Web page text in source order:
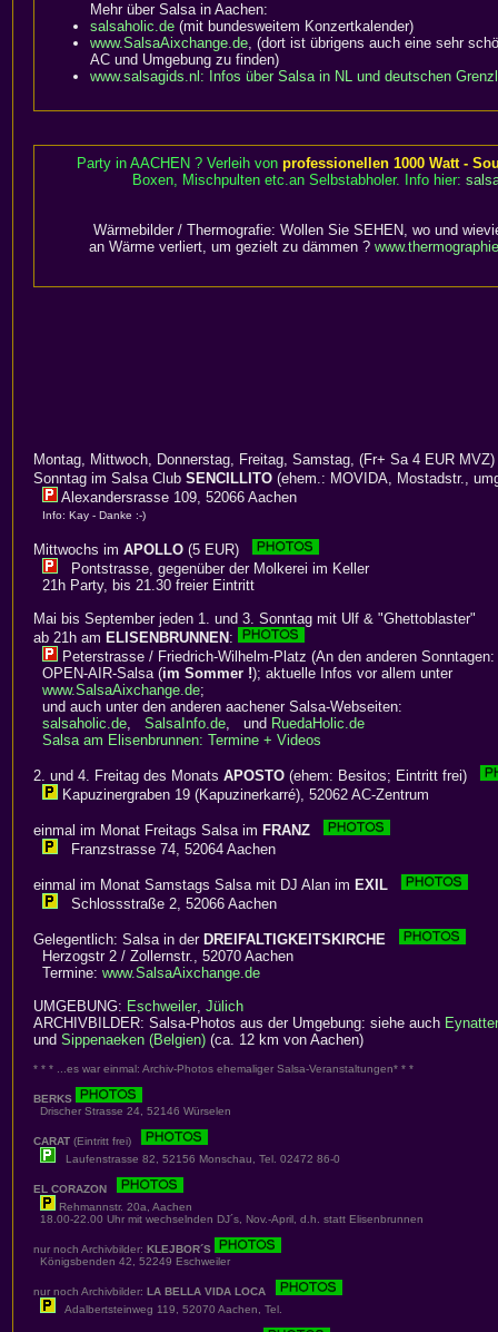
Mehr über Salsa in Aachen:
salsaholic.de (mit bundesweitem Konzertkalender)
www.SalsaAixchange.de, (dort ist übrigens auch eine sehr
AC und Umgebung zu finden)
www.salsagids.nl: Infos über Salsa in NL und deutschen
Party in AACHEN ? Verleih von professionellen 1000 Watt -
Boxen, Mischpulten etc.an Selbstabholer. Info hier:
Wärmebilder / Thermografie: Wollen Sie SEHEN, wo und
an Wärme verliert, um gezielt zu dämmen ?
Montag, Mittwoch, Donnerstag, Freitag, Samstag, (Fr+ Sa 4 EUR MVZ)
Sonntag im Salsa Club SENCILLITO (ehem.: MOVIDA, Mostadstr.,
Alexandersrasse 109, 52066 Aachen
Info: Kay - Danke :-)
Mittwochs im APOLLO (5 EUR)
Pontstrasse, gegenüber der Molkerei im Keller
21h Party, bis 21.30 freier Eintritt
Mai bis September jeden 1. und 3. Sonntag mit Ulf & "Ghettoblaster"
ab 21h am ELISENBRUNNEN :
Peterstrasse / Friedrich-Wilhelm-Platz (An den anderen Sonntagen:
OPEN-AIR-Salsa (im Sommer !); aktuelle Infos vor allem unter
www.SalsaAixchange.de;
und auch unter den anderen aachener Salsa-Webseiten:
salsaholic.de, SalsaInfo.de, und RuedaHolic.de
Salsa am Elisenbrunnen: Termine + Videos
2. und 4. Freitag des Monats APOSTO (ehem: Besitos; Eintritt frei)
Kapuzinergraben 19 (Kapuzinerkarré), 52062 AC-Zentrum
einmal im Monat Freitags Salsa im FRANZ
Franzstrasse 74, 52064 Aachen
einmal im Monat Samstags Salsa mit DJ Alan im EXIL
Schlossstraße 2, 52066 Aachen
Gelegentlich: Salsa in der DREIFALTIGKEITSKIRCHE
Herzogstr 2 / Zollernstr., 52070 Aachen
Termine: www.SalsaAixchange.de
UMGEBUNG: Eschweiler, Jülich
ARCHIVBILDER: Salsa-Photos aus der Umgebung: siehe auch
und Sippenaeken (Belgien) (ca. 12 km von Aachen)
* * * ...es war einmal: Archiv-Photos ehemaliger Salsa-Veranstaltungen* * *
BERKS
Drischer Strasse 24, 52146 Würselen
CARAT (Eintritt frei)
Laufenstrasse 82, 52156 Monschau, Tel. 02472 86-0
EL CORAZON
Rehmannstr. 20a, Aachen
18.00-22.00 Uhr mit wechselnden DJ´s, Nov.-April, d.h. statt Elisenbrunnen
nur noch Archivbilder: KLEJBOR´S
Königsbenden 42, 52249 Eschweiler
nur noch Archivbilder: LA BELLA VIDA LOCA
Adalbertsteinweg 119, 52070 Aachen, Tel.